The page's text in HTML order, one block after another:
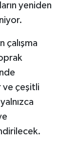
yeniden
çalışma
ve çeşitli